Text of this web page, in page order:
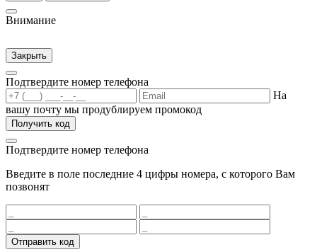
Внимание
Закрыть
Подтвердите номер телефона
На
вашу почту мы продублируем промокод
Получить код
Подтвердите номер телефона
Введите в поле последние 4 цифры номера, с которого Вам
позвонят
Отправить код